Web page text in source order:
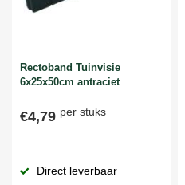
Rectoband Tuinvisie
6x25x50cm antraciet
€4,79 per stuks
Direct leverbaar